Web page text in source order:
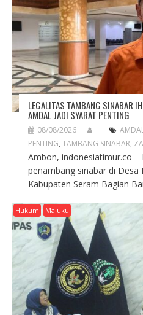
LEGALITAS TAMBANG SINABAR
AMDAL JADI SYARAT PENTING
08/08/2026
PENTING, TAMBANG SINABAR,
Ambon, indonesiatimur.co –
penambang sinabar di Desa
Kabupaten Seram Bagian
Hukum Maluku